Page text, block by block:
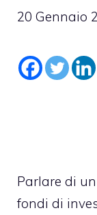
20 Gennaio
Parlare di
fondi di